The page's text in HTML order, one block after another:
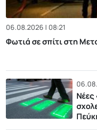
06.08.2026 | 08:21
Φωτιά σε σπίτι στη
Νέες